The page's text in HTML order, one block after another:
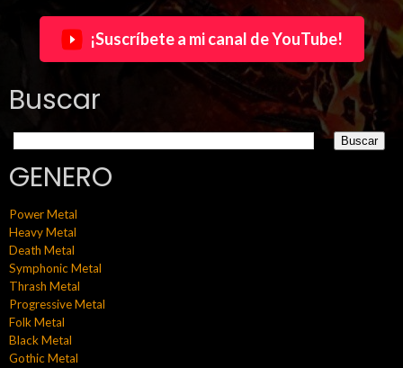
¡Suscríbete a mi canal de YouTube!
Buscar
GENERO
Power Metal
Heavy Metal
Death Metal
Symphonic Metal
Thrash Metal
Progressive Metal
Folk Metal
Black Metal
Gothic Metal